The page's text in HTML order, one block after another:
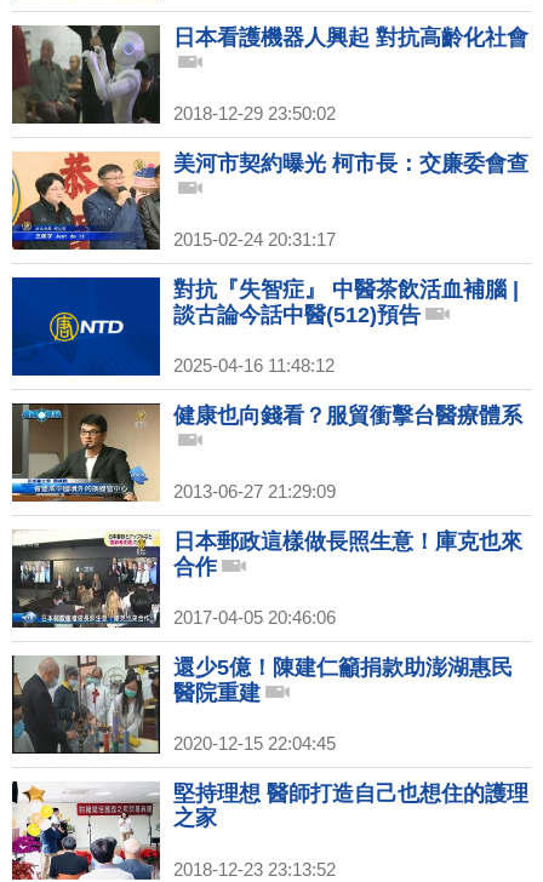
日本看護機器人興起 對抗高齡化社會
2018-12-29 23:50:02
美河市契約曝光 柯市長：交廉委會查
2015-02-24 20:31:17
對抗『失智症』 中醫茶飲活血補腦 |
談古論今話中醫(512)預告
2025-04-16 11:48:12
健康也向錢看？服貿衝擊台醫療體系
2013-06-27 21:29:09
日本郵政這樣做長照生意！庫克也來
合作
2017-04-05 20:46:06
還少5億！陳建仁籲捐款助澎湖惠民
醫院重建
2020-12-15 22:04:45
堅持理想 醫師打造自己也想住的護理
之家
2018-12-23 23:13:52